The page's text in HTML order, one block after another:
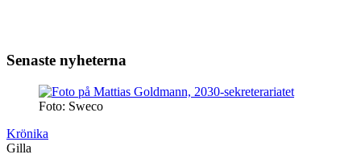
Senaste nyheterna
Foto: Sweco
Krönika
Gilla